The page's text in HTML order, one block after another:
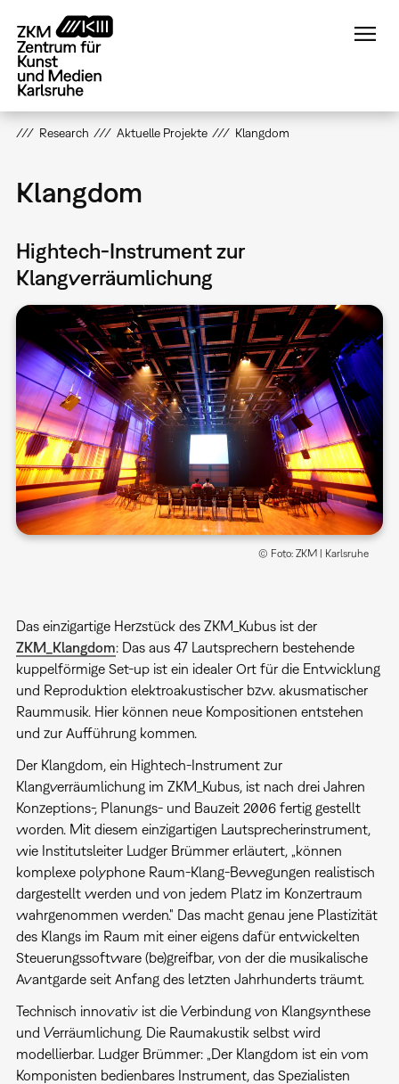
zum
Inhalt
Research Aktuelle Projekte Klangdom
Klangdom
Hightech-Instrument zur
Klangverräumlichung
© Foto: ZKM | Karlsruhe
Das einzigartige Herzstück des ZKM_Kubus ist der
ZKM_Klangdom: Das aus 47 Lautsprechern bestehende
kuppelförmige Set-up ist ein idealer Ort für die Entwicklung
und Reproduktion elektroakustischer bzw. akusmatischer
Raummusik. Hier können neue Kompositionen entstehen
und zur Aufführung kommen.
Der Klangdom, ein Hightech-Instrument zur
Klangverräumlichung im ZKM_Kubus, ist nach drei Jahren
Konzeptions-, Planungs- und Bauzeit 2006 fertig gestellt
worden. Mit diesem einzigartigen Lautsprecherinstrument,
wie Institutsleiter Ludger Brümmer erläutert, „können
komplexe polyphone Raum-Klang-Bewegungen realistisch
dargestellt werden und von jedem Platz im Konzertraum
wahrgenommen werden." Das macht genau jene Plastizität
des Klangs im Raum mit einer eigens dafür entwickelten
Steuerungssoftware (be)greifbar, von der die musikalische
Avantgarde seit Anfang des letzten Jahrhunderts träumt.
Technisch innovativ ist die Verbindung von Klangsynthese
und Verräumlichung. Die Raumakustik selbst wird
modellierbar. Ludger Brümmer: „Der Klangdom ist ein vom
Komponisten bedienbares Instrument, das Spezialisten